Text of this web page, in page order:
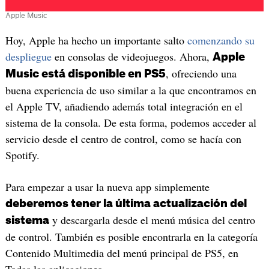
Apple Music
Hoy, Apple ha hecho un importante salto comenzando su
despliegueen consolas de videojuegos. Ahora, Apple
Music está disponible en PS5, ofreciendo una
buena experiencia de uso similar a la que encontramos en
el Apple TV, añadiendo además total integración en el
sistema de la consola. De esta forma, podemos acceder al
servicio desde el centro de control, como se hacía con
Spotify.
Para empezar a usar la nueva app simplemente
deberemos tener la última actualización del
sistemay descargarla desde el menú música del centro
de control. También es posible encontrarla en la categoría
Contenido Multimedia del menú principal de PS5, en